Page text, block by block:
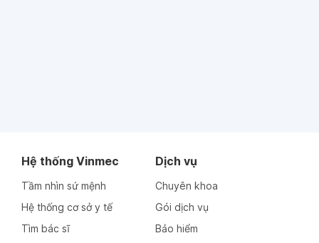
Hệ thống Vinmec
Tầm nhìn sứ mệnh
Hệ thống cơ sở y tế
Tìm bác sĩ
Dịch vụ
Chuyên khoa
Gói dịch vụ
Bảo hiểm